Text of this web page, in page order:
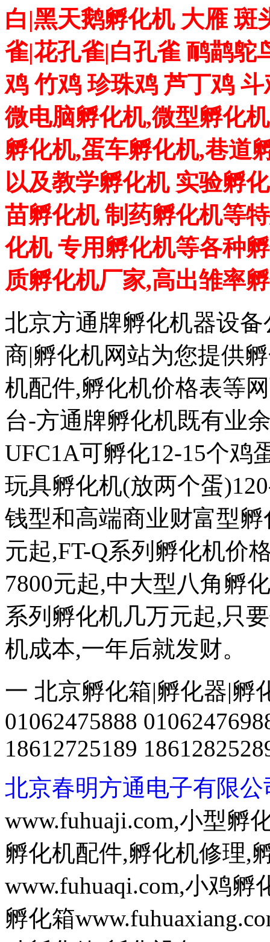
白|黑天鹅孵化机 大雁 斑
雀|花孔雀|白孔雀 鸸鹋鸵
鸡 竹鸡 珍珠鸡 芦丁鸡
微电脑孵化机,微型孵化
孵化机,蛋车孵化机,巷道
以及教学孵化机 实验孵
苗孵化机 制药孵化机等
化机 专用孵化机等各种
质孵化机厂家,高出雏率
北京方通牌孵化机器设
商|孵化机网站为您提供
机配件,孵化机价格表等
台-方通牌孵化机既有业
UFC1A可孵化12-15个鸡
玩具孵化机(放两个蛋
钱型和高端商业财富型
元起,FT-Q系列孵化机价
7800元起,中大型八角孵
系列孵化机几万元起,只
机成本,一年后就发财。
一 北京孵化箱|孵化器|孵
01062475888
18612725189
北京春明方通电子有限公
www.fuhuaji.com,小型孵
孵化机配件,孵化机修理,
www.fuhuaqi.com,小鸡
孵化箱